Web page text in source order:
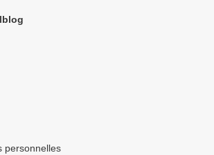
personnelles